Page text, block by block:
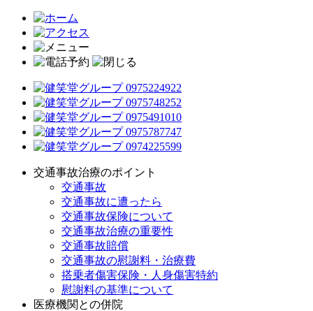
交通事故治療のポイント
交通事故
交通事故に遭ったら
交通事故保険について
交通事故治療の重要性
交通事故賠償
交通事故の慰謝料・治療費
搭乗者傷害保険・人身傷害特約
慰謝料の基準について
医療機関との併院